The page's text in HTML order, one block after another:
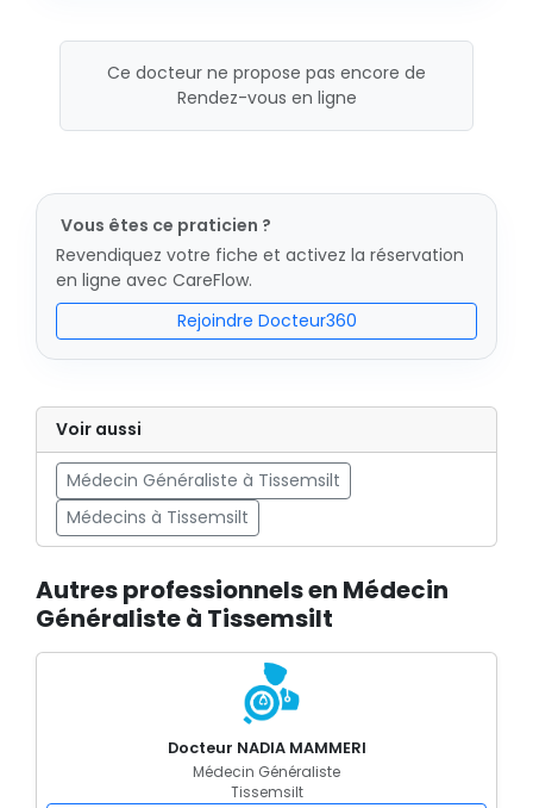
Ce docteur ne propose pas encore de
Rendez-vous en ligne
Vous êtes ce praticien ?
Revendiquez votre fiche et activez la réservation
en ligne avec CareFlow.
Rejoindre Docteur360
Voir aussi
Médecin Généraliste à Tissemsilt
Médecins à Tissemsilt
Autres professionnels en Médecin
Généraliste à Tissemsilt
Docteur NADIA MAMMERI
Médecin Généraliste
Tissemsilt